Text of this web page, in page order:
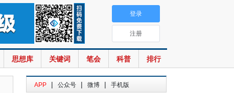
思想库 关键词 笔会 科普 排行
登录
注册
APP | 公众号 | 微博 | 手机版